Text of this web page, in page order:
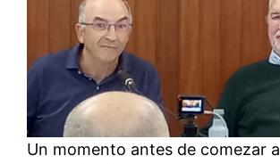
Un momento antes de comezar a